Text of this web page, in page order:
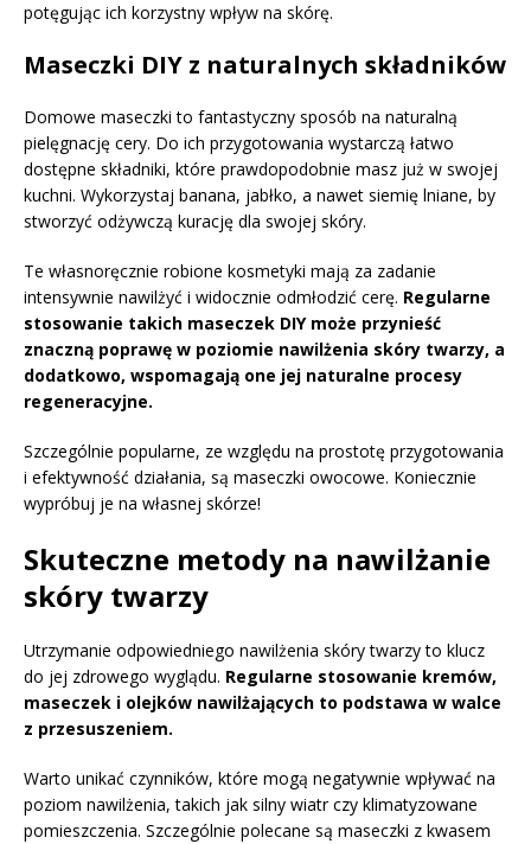
potęgując ich korzystny wpływ na skórę.
Maseczki DIY z naturalnych składników
Domowe maseczki to fantastyczny sposób na naturalną
pielęgnację cery. Do ich przygotowania wystarczą łatwo
dostępne składniki, które prawdopodobnie masz już w swojej
kuchni. Wykorzystaj banana, jabłko, a nawet siemię lniane, by
stworzyć odżywczą kurację dla swojej skóry.
Te własnoręcznie robione kosmetyki mają za zadanie
intensywnie nawilżyć i widocznie odmłodzić cerę. Regularne
stosowanie takich maseczek DIY może przynieść
znaczną poprawę w poziomie nawilżenia skóry twarzy, a
dodatkowo, wspomagają one jej naturalne procesy
regeneracyjne.
Szczególnie popularne, ze względu na prostotę przygotowania
i efektywność działania, są maseczki owocowe. Koniecznie
wypróbuj je na własnej skórze!
Skuteczne metody na nawilżanie
skóry twarzy
Utrzymanie odpowiedniego nawilżenia skóry twarzy to klucz
do jej zdrowego wyglądu. Regularne stosowanie kremów,
maseczek i olejków nawilżających to podstawa w walce
z przesuszeniem.
Warto unikać czynników, które mogą negatywnie wpływać na
poziom nawilżenia, takich jak silny wiatr czy klimatyzowane
pomieszczenia. Szczególnie polecane są maseczki z kwasem